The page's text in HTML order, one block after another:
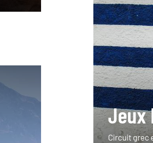
Jeux
Circuit grec